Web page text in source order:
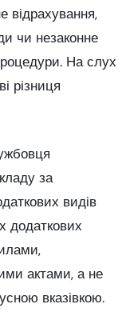
відрахування,
чи незаконне
На слух
різниця
за
видів
додаткових
актами, а не
вказівкою.